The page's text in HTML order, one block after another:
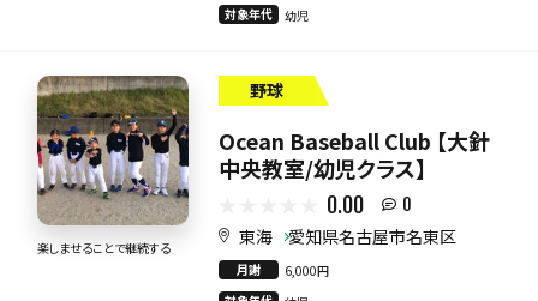
対象年代
幼児
楽しませることで継続する
野球
Ocean Baseball Club 【大針
中央教室/幼児クラス】
0.00 0
東海 愛知県名古屋市名東区
月謝
6,000円